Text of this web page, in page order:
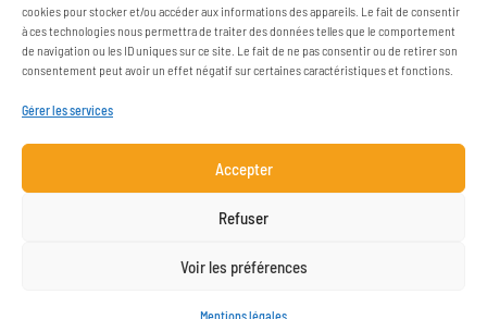
cookies pour stocker et/ou accéder aux informations des appareils. Le fait de consentir
à ces technologies nous permettra de traiter des données telles que le comportement
de navigation ou les ID uniques sur ce site. Le fait de ne pas consentir ou de retirer son
consentement peut avoir un effet négatif sur certaines caractéristiques et fonctions.
Gérer les services
Accepter
Refuser
Voir les préférences
Mentions légales
RESSOURCES
INSCRIPTION NEWSLETTER